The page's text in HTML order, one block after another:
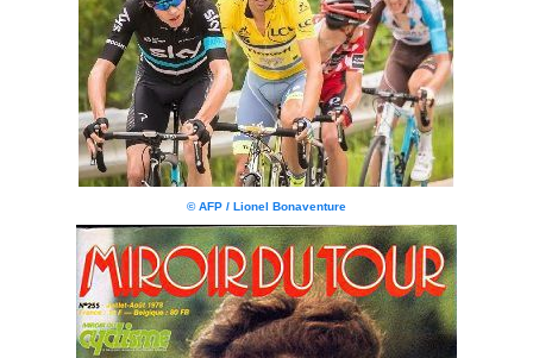
© AFP / Lionel Bonaventure